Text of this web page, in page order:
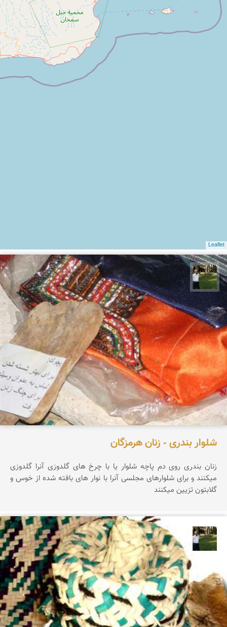
Leaflet
شلوار بندری - زنان هرمزگان
زنان بندری روی دم پاچه شلوار یا با چرخ های گلدوزی آنرا گلدوزی
میکنند و برای شلوارهای مجلسی آنرا با نوار های بافته شده از خوس و
گلابتون تزیین میکنند
عبدل شعبانی